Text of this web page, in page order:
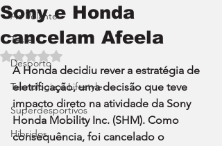
Ao Volante
Teste
Desporto
Tecnologia e Lifestyle
Superdesportivos
Híbridos
Sony e Honda
cancelam Afeela
Avaliado com NaN de 5 estrelas.
A Honda decidiu rever a estratégia de
eletrificação, uma decisão que teve
impacto direto na atividade da Sony
Honda Mobility Inc. (SHM). Como
consequência, foi cancelado o